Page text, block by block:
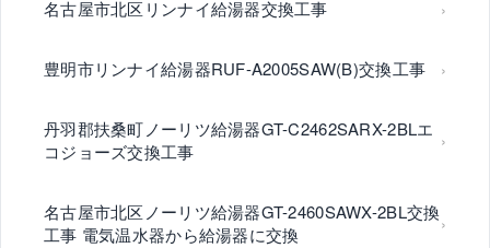
名古屋市北区リンナイ給湯器交換工事
豊明市リンナイ給湯器RUF-A2005SAW(B)交換工事
丹羽郡扶桑町ノーリツ給湯器GT-C2462SARX-2BLエ
コジョーズ交換工事
名古屋市北区ノーリツ給湯器GT-2460SAWX-2BL交換
工事 電気温水器から給湯器に交換